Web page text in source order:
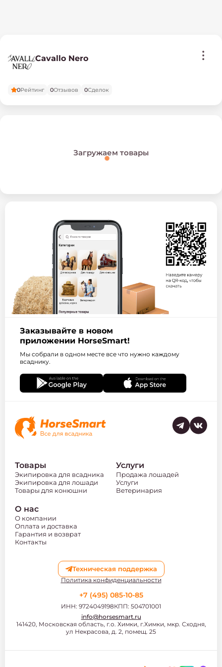
Cavallo Nero
0Рейтинг 0Отзывов 0Сделок
Загружаем товары
Заказывайте в новом
приложении HorseSmart!
Мы собрали в одном месте все что нужно каждому
всаднику.
Товары
Экипировка для всадника
Экипировка для лошади
Товары для конюшни
Услуги
Продажа лошадей
Услуги
Ветеринария
О нас
О компании
Оплата и доставка
Гарантия и возврат
Контакты
Техническая поддержка
Политика конфиденциальности
141420, Московская область, г.о. Химки, г.Химки, мкр. Сходня,
ул Некрасова, д. 2, помещ. 25
+7 (495) 085-10-85
ИНН: 9724049198КПП: 504701001
info@horsesmart.ru